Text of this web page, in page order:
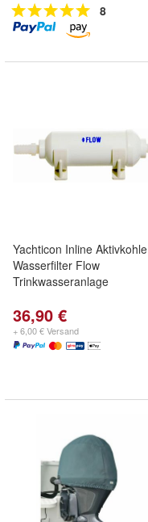
8
Yachticon Inline Aktivkohle
Wasserfilter Flow
Trinkwasseranlage
36,90 €
+ 6,00 € Versand